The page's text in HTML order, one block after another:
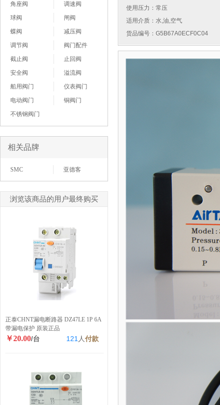
角座阀
调速阀
球阀
闸阀
蝶阀
减压阀
调节阀
阀门配件
截止阀
止回阀
安全阀
溢流阀
船用阀门
仪表阀门
电动阀门
铜阀门
不锈钢阀门
相关品牌
SMC 亚德客
浏览该商品的用户最终购买
正泰CHNT漏电断路器 DZ47LE 1P 6A
带漏电保护 原装正品
￥20.00/台 121 人付款
使用压力：常压
适用介质：水,油,空气
货品编号：G5B67A0ECF0C04